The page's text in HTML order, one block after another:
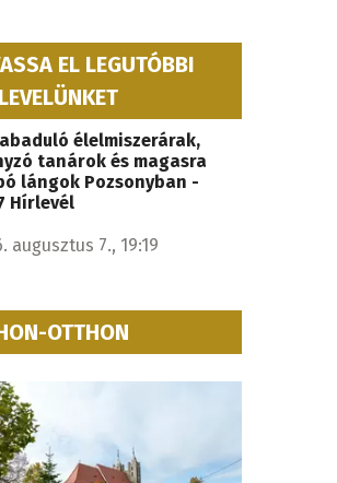
EL LEGUTÓBBI
élelmiszerárak,
tanárok és magasra
lángok Pozsonyban -
Hírlevél
augusztus 7., 19:19
OTTHON